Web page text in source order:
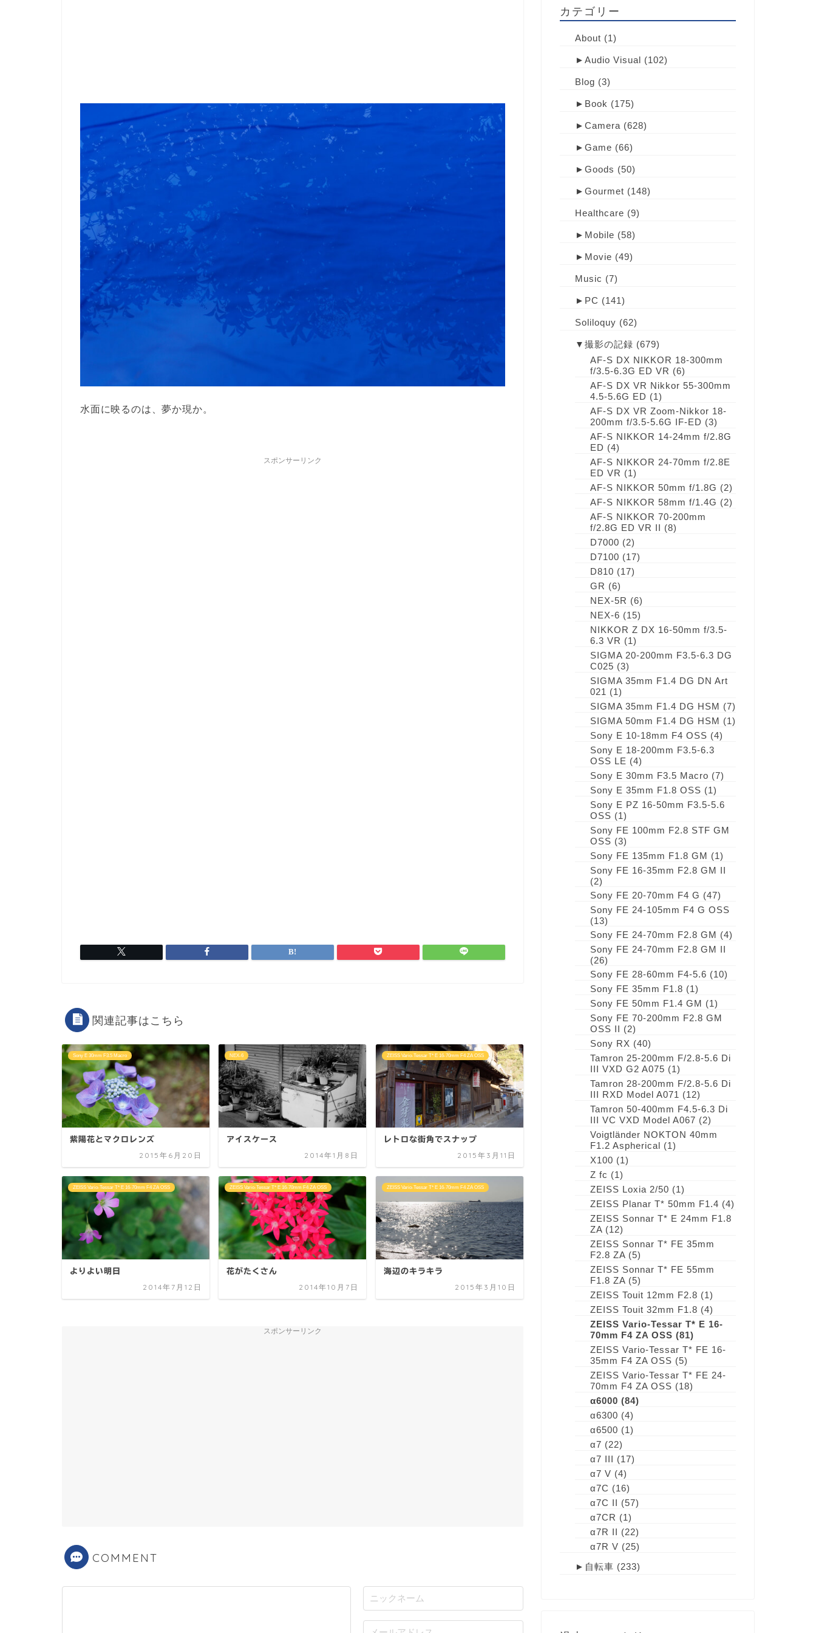
水面に映るのは、夢か現か。
スポンサーリンク
関連記事はこちら
Sony E 30mm F3.5 Macro
紫陽花とマクロレンズ
2015年6月20日
NEX-6
アイスケース
2014年1月8日
ZEISS Vario-Tessar T* E 16-70mm F4 ZA OSS
レトロな街角でスナップ
2015年3月11日
ZEISS Vario-Tessar T* E 16-70mm F4 ZA OSS
よりよい明日
2014年7月12日
ZEISS Vario-Tessar T* E 16-70mm F4 ZA OSS
花がたくさん
2014年10月7日
ZEISS Vario-Tessar T* E 16-70mm F4 ZA OSS
海辺のキラキラ
2015年3月10日
スポンサーリンク
COMMENT
カテゴリー
About (1)
► Audio Visual (102)
Blog (3)
► Book (175)
► Camera (628)
► Game (66)
► Goods (50)
► Gourmet (148)
Healthcare (9)
► Mobile (58)
► Movie (49)
Music (7)
► PC (141)
Soliloquy (62)
▼ 撮影の記録 (679)
AF-S DX NIKKOR 18-300mm
f/3.5-6.3G ED VR (6)
AF-S DX VR Nikkor 55-300mm
4.5-5.6G ED (1)
AF-S DX VR Zoom-Nikkor 18-
200mm f/3.5-5.6G IF-ED (3)
AF-S NIKKOR 14-24mm f/2.8G
ED (4)
AF-S NIKKOR 24-70mm f/2.8E
ED VR (1)
AF-S NIKKOR 50mm f/1.8G (2)
AF-S NIKKOR 58mm f/1.4G (2)
AF-S NIKKOR 70-200mm
f/2.8G ED VR II (8)
D7000 (2)
D7100 (17)
D810 (17)
GR (6)
NEX-5R (6)
NEX-6 (15)
NIKKOR Z DX 16-50mm f/3.5-
6.3 VR (1)
SIGMA 20-200mm F3.5-6.3 DG
C025 (3)
SIGMA 35mm F1.4 DG DN Art
021 (1)
SIGMA 35mm F1.4 DG HSM (7)
SIGMA 50mm F1.4 DG HSM (1)
Sony E 10-18mm F4 OSS (4)
Sony E 18-200mm F3.5-6.3
OSS LE (4)
Sony E 30mm F3.5 Macro (7)
Sony E 35mm F1.8 OSS (1)
Sony E PZ 16-50mm F3.5-5.6
OSS (1)
Sony FE 100mm F2.8 STF GM
OSS (3)
Sony FE 135mm F1.8 GM (1)
Sony FE 16-35mm F2.8 GM II
(2)
Sony FE 20-70mm F4 G (47)
Sony FE 24-105mm F4 G OSS
(13)
Sony FE 24-70mm F2.8 GM (4)
Sony FE 24-70mm F2.8 GM II
(26)
Sony FE 28-60mm F4-5.6 (10)
Sony FE 35mm F1.8 (1)
Sony FE 50mm F1.4 GM (1)
Sony FE 70-200mm F2.8 GM
OSS II (2)
Sony RX (40)
Tamron 25-200mm F/2.8-5.6 Di
III VXD G2 A075 (1)
Tamron 28-200mm F/2.8-5.6 Di
III RXD Model A071 (12)
Tamron 50-400mm F4.5-6.3 Di
III VC VXD Model A067 (2)
Voigtländer NOKTON 40mm
F1.2 Aspherical (1)
X100 (1)
Z fc (1)
ZEISS Loxia 2/50 (1)
ZEISS Planar T* 50mm F1.4 (4)
ZEISS Sonnar T* E 24mm F1.8
ZA(12)
ZEISS Sonnar T* FE 35mm
F2.8 ZA(5)
ZEISS Sonnar T* FE 55mm
F1.8 ZA(5)
ZEISS Touit 12mm F2.8 (1)
ZEISS Touit 32mm F1.8 (4)
ZEISS Vario-Tessar T* E 16-
70mm F4 ZA OSS (81)
ZEISS Vario-Tessar T* FE 16-
35mm F4 ZA OSS (5)
ZEISS Vario-Tessar T* FE 24-
70mm F4 ZA OSS (18)
α6000 (84)
α6300 (4)
α6500 (1)
α7 (22)
α7 III (17)
α7 V (4)
α7C (16)
α7C II (57)
α7CR (1)
α7R II (22)
α7R V (25)
► 自転車 (233)